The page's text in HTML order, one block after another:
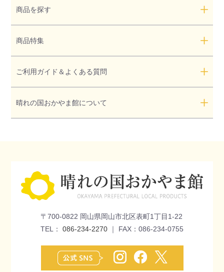
商品を探す
商品特集
ご利用ガイド＆よくある質問
晴れの国おかやま館について
〒700-0822 岡山県岡山市北区表町1丁目1-22
TEL： 086-234-2270 ｜ FAX：086-234-0755